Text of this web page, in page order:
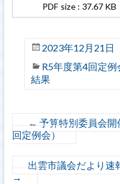
PDF size : 37.67 KB
2023年12月21日
R5年度第4回定例
結果
← 予算特別委員会開
回定例会）
出雲市議会だより速
→